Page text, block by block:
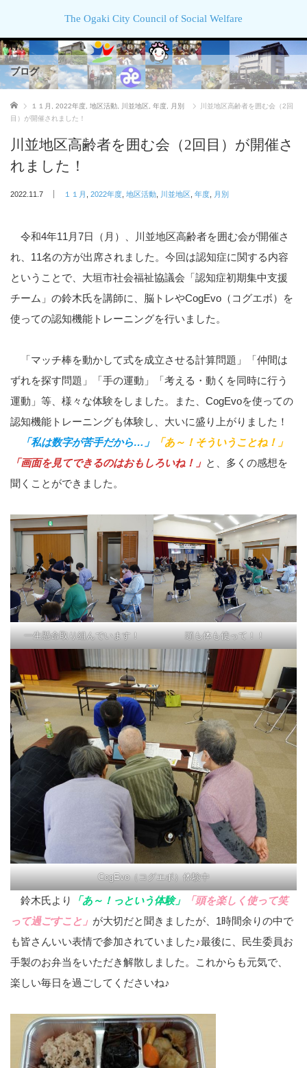
The Ogaki City Council of Social Welfare
ブログ
ホーム １１月 2022年度 地区活動 川並地区 年度 月別
川並地区高齢者を囲む会（2回
目）が開催されました！
川並地区高齢者を囲む会（2回目）が開催さ
れました！
2022.11.7 １１月 2022年度 地区活動 川並地区 年度 月別
令和4年11月7日（月）、川並地区高齢者を囲む会が開催さ
れ、11名の方が出席されました。今回は認知症に関する内容
ということで、大垣市社会福祉協議会「認知症初期集中支援
チーム」の鈴木氏を講師に、脳トレやCogEvo（コグエボ）を
使っての認知機能トレーニングを行いました。
「マッチ棒を動かして式を成立させる計算問題」「仲間は
ずれを探す問題」「手の運動」「考える・動くを同時に行う
運動」等、様々な体験をしました。また、CogEvoを使っての
認知機能トレーニングも体験し、大いに盛り上がりました！
「私は数字が苦手だから…」
「あ～！そういうことね！」
「画面を見てできるのはおもしろいね！」 と、多くの感想を
聞くことができました。
一生懸命取り組んでいます！ 頭も体も使って！！
CogEvo（コグエボ）体験中
鈴木氏より 「あ～！っという体験」
「頭を楽しく使って笑
って過ごすこと」 が大切だと聞きましたが、1時間余りの中で
も皆さんいい表情で参加されていました♪最後に、民生委員お
手製のお弁当をいただき解散しました。これからも元気で、
楽しい毎日を過ごしてくださいね♪